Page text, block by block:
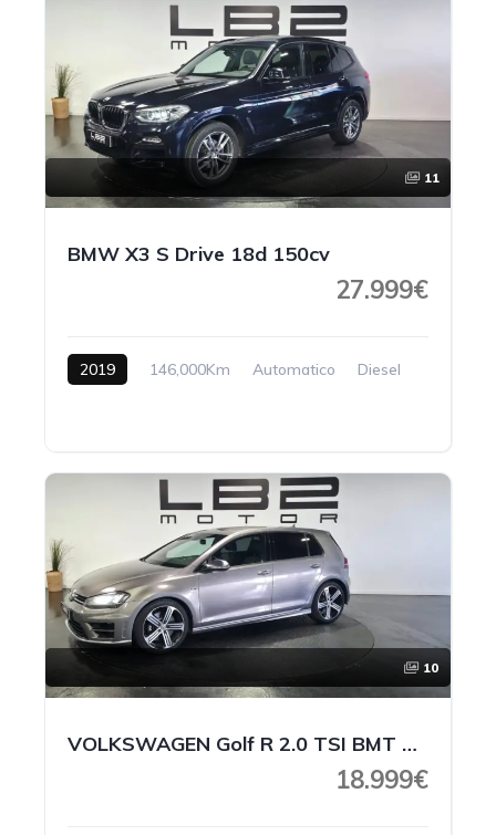
11
BMW X3 S Drive 18d 150cv
27.999€
2019 146,000Km Automatico Diesel
10
VOLKSWAGEN Golf R 2.0 TSI BMT 4Motion DSG
18.999€